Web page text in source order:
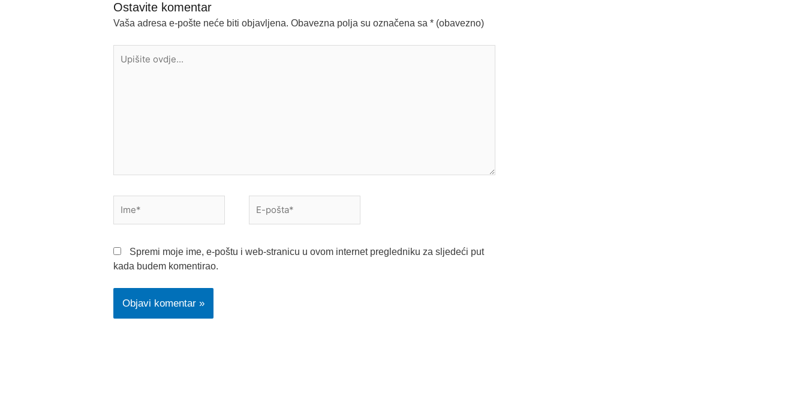
Ostavite komentar
Vaša adresa e-pošte neće biti objavljena. Obavezna polja su označena sa * (obavezno)
ovdje...
pošta*
Spremi moje ime, e-poštu i web-stranicu u ovom internet pregledniku za sljedeći put
kada budem komentirao.